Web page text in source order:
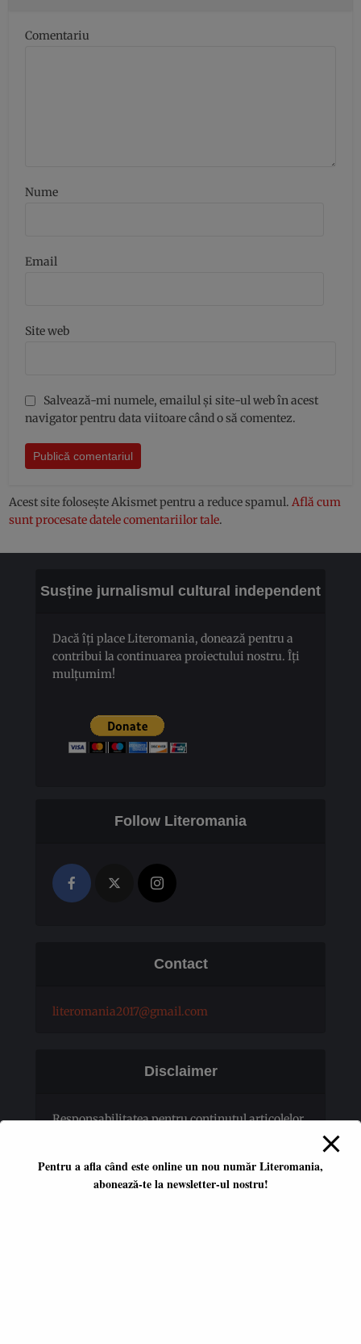
Comentariu
Nume
Email
Site web
Salvează-mi numele, emailul și site-ul web în acest
navigator pentru data viitoare când o să comentez.
Acest site folosește Akismet pentru a reduce spamul.Află cum
sunt procesate datele comentariilor tale.
Susține jurnalismul cultural independent
Dacă îți place Literomania, donează pentru a
contribui la continuarea proiectului nostru. Îți
mulțumim!
Follow Literomania
Contact
literomania2017@gmail.com
Disclaimer
Responsabilitatea pentru conţinutul articolelor
Pentru a afla când este online un nou număr Literomania,
abonează-te la newsletter-ul nostru!